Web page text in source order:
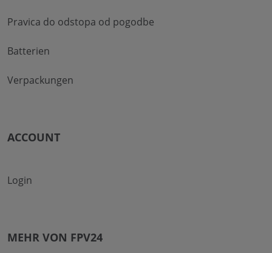
Pravica do odstopa od pogodbe
Batterien
Verpackungen
ACCOUNT
Login
MEHR VON FPV24